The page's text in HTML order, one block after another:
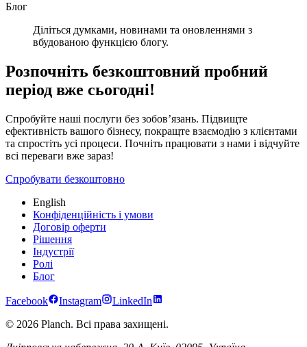
Блог
Діліться думками, новинами та оновленнями з
вбудованою функцією блогу.
Розпочніть безкоштовний пробний
період вже сьогодні!
Спробуйте наші послуги без зобов’язань. Підвищте
ефективність вашого бізнесу, покращте взаємодію з клієнтами
та спростіть усі процеси. Почніть працювати з нами і відчуйте
всі переваги вже зараз!
Спробувати безкоштовно
English
Конфіденційність і умови
Договір оферти
Рішення
Індустрії
Ролі
Блог
Facebook Instagram
LinkedIn
© 2026 Planch. Всі права захищені.